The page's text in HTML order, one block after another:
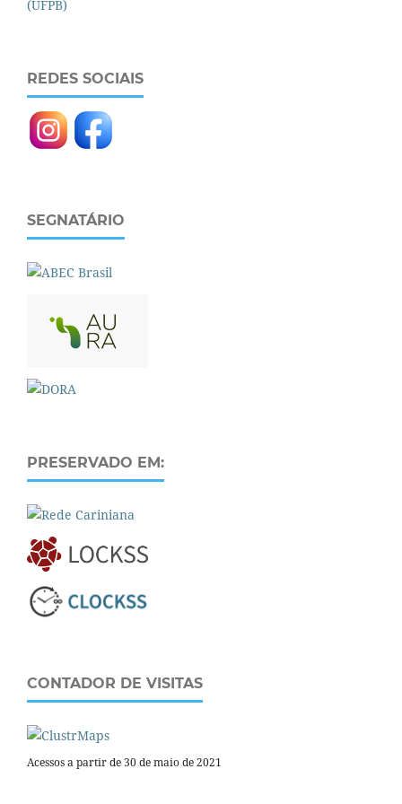
REDES SOCIAIS
SEGNATÁRIO
PRESERVADO EM:
CONTADOR DE VISITAS
Acessos a partir de 30 de maio de 2021